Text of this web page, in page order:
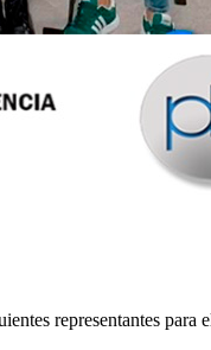
representantes para